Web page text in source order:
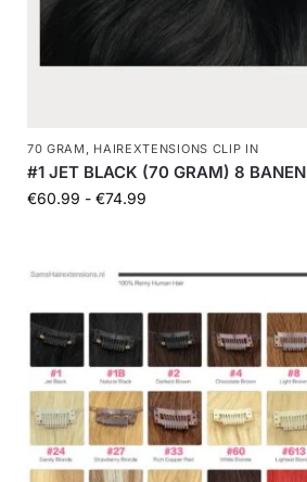
70 GRAM HAIREXTENSIONS CLIP IN
#1 JET BLACK (70 GRAM) 8 BANEN
€60.99 - €74.99